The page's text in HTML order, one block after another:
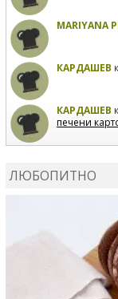
MARIYANA
КАРДАШЕВ
КАРДАШЕВ
печени
ЛЮБОПИТНО